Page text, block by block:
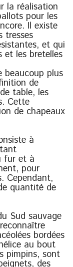
la réalisation
pour les
Il existe
tresses
et qui
et les bretelles
beaucoup plus
de
table, les
Cette
de chapeaux
à
fur et à
pour
Cependant,
quantité de
Sud sauvage
bordées
au bout
pimpins, sont
des